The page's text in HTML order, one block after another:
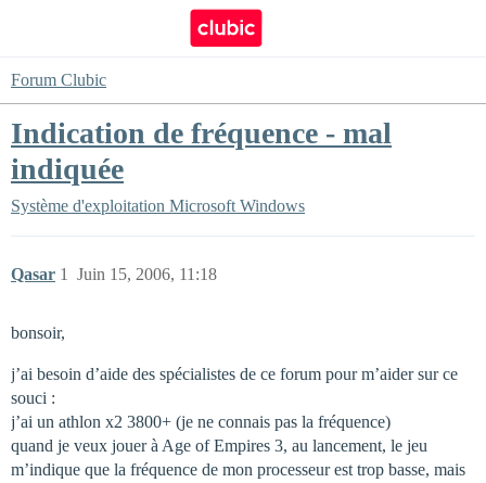
Forum Clubic
Indication de fréquence - mal
indiquée
Système d'exploitation Microsoft Windows
Qasar Juin 15, 2006, 11:18
1
bonsoir,
j’ai besoin d’aide des spécialistes de ce forum pour m’aider sur ce
souci :
j’ai un athlon x2 3800+ (je ne connais pas la fréquence)
quand je veux jouer à Age of Empires 3, au lancement, le jeu
m’indique que la fréquence de mon processeur est trop basse, mais